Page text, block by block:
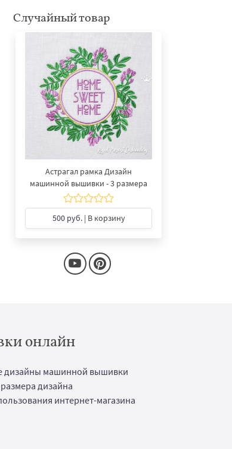
Случайный товар
Астрагал рамка Дизайн
машинной вышивки - 3 размера
500 руб.| В корзину
онлайн
дизайны машинной вышивки
дизайна
интернет-магазина